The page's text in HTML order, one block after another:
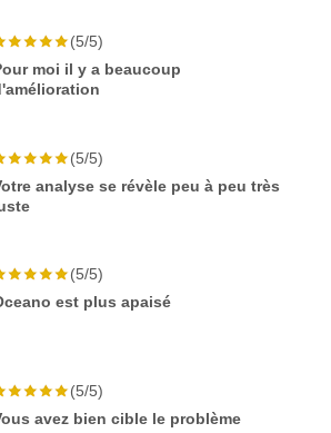
(5/5)
moi il y a beaucoup
(5/5)
analyse se révèle peu à peu très
(5/5)
est plus apaisé
(5/5)
avez bien cible le problème